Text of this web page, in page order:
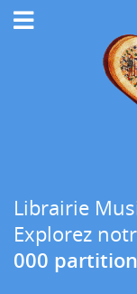
Librairie
Explorez
000